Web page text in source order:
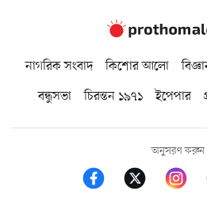
নাগরিক সংবাদ কিশোর আলো
বন্ধুসভা
চিরন্তন ১৯৭১ ইপেপার
অনুসরণ করুন